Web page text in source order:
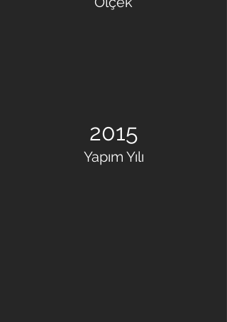
2015
Yapım Yılı